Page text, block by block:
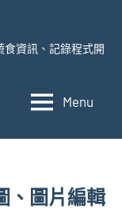
資訊、記錄程式開
Menu
、圖片編輯